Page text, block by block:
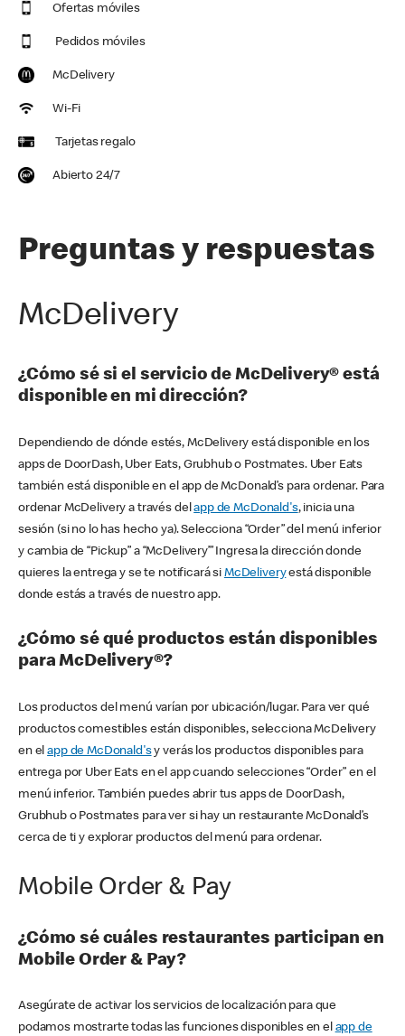
Ofertas móviles
Pedidos móviles
McDelivery
Wi-Fi
Tarjetas regalo
Abierto 24/7
Preguntas y respuestas
McDelivery
¿Cómo sé si el servicio de McDelivery® está
disponible en mi dirección?
Dependiendo de dónde estés, McDelivery está disponible en los
apps de DoorDash, Uber Eats, Grubhub o Postmates. Uber Eats
también está disponible en el app de McDonald’s para ordenar. Para
ordenar McDelivery a través delapp de McDonald's, inicia una
sesión (si no lo has hecho ya). Selecciona “Order” del menú inferior
y cambia de “Pickup” a “McDelivery’” Ingresa la dirección donde
quieres la entrega y se te notificará si McDeliveryestá disponible
donde estás a través de nuestro app.
¿Cómo sé qué productos están disponibles
para McDelivery®?
Los productos del menú varían por ubicación/lugar. Para ver qué
productos comestibles están disponibles, selecciona McDelivery
en elapp de McDonald'sy verás los productos disponibles para
entrega por Uber Eats en el app cuando selecciones “Order” en el
menú inferior. También puedes abrir tus apps de DoorDash,
Grubhub o Postmates para ver si hay un restaurante McDonald’s
cerca de ti y explorar productos del menú para ordenar.
Mobile Order & Pay
¿Cómo sé cuáles restaurantes participan en
Mobile Order & Pay?
Asegúrate de activar los servicios de localización para que
podamos mostrarte todas las funciones disponibles en el app de